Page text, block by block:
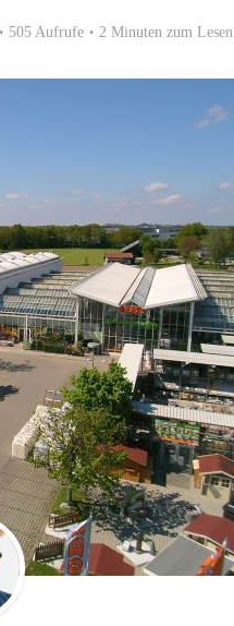
505 Aufrufe 2 Minuten zum Lesen